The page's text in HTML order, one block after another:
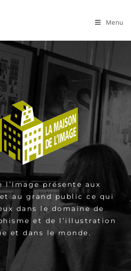
Menu
l’Image présente aux
au grand public ce qui
dans le domaine de
et de l’illustration
et dans le monde.